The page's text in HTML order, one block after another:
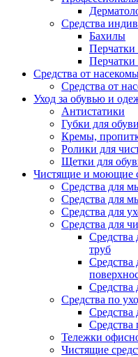
Средства
Бахилы
Перчатки
Средства от
Средства от
Уход за обувью и
Антистатики
Губки для обуви
Кремы,
Ролики для
Щетки для
Чистящие и моющие
Средства для
Средства для
Средства для
Средства для
Средства
труб
Средства
Средства
Средства по
Средства
Средства
Тележки
Чистящие